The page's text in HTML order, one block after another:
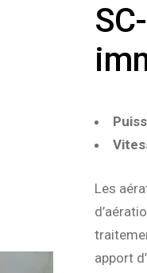
Les
apport